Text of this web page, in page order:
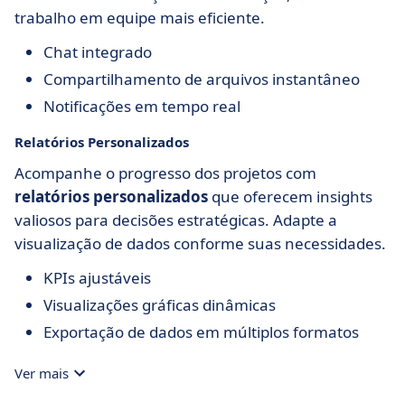
trabalho em equipe mais eficiente.
Chat integrado
Compartilhamento de arquivos instantâneo
Notificações em tempo real
Relatórios Personalizados
Acompanhe o progresso dos projetos com
relatórios personalizados que oferecem insights
valiosos para decisões estratégicas. Adapte a
visualização de dados conforme suas necessidades.
KPIs ajustáveis
Visualizações gráficas dinâmicas
Exportação de dados em múltiplos formatos
Ver mais